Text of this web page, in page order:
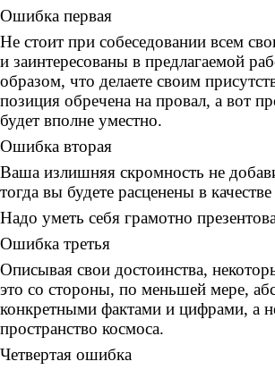
Ошибка первая
Не стоит при собеседовании всем
и заинтересованы в предлагаемой
образом, что делаете своим
позиция обречена на провал, а вот
будет вполне уместно.
Ошибка вторая
Ваша излишняя скромность не
тогда вы будете расценены в
Надо уметь себя грамотно
Ошибка третья
Описывая свои достоинства,
это со стороны, по меньшей мере,
конкретными фактами и цифрами, а
пространство космоса.
Четвертая ошибка